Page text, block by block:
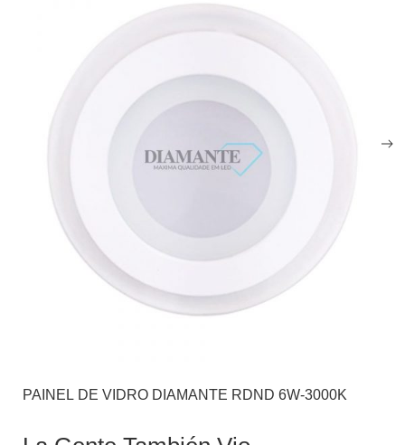
PAINEL DE VIDRO DIAMANTE RDND 6W-3000K